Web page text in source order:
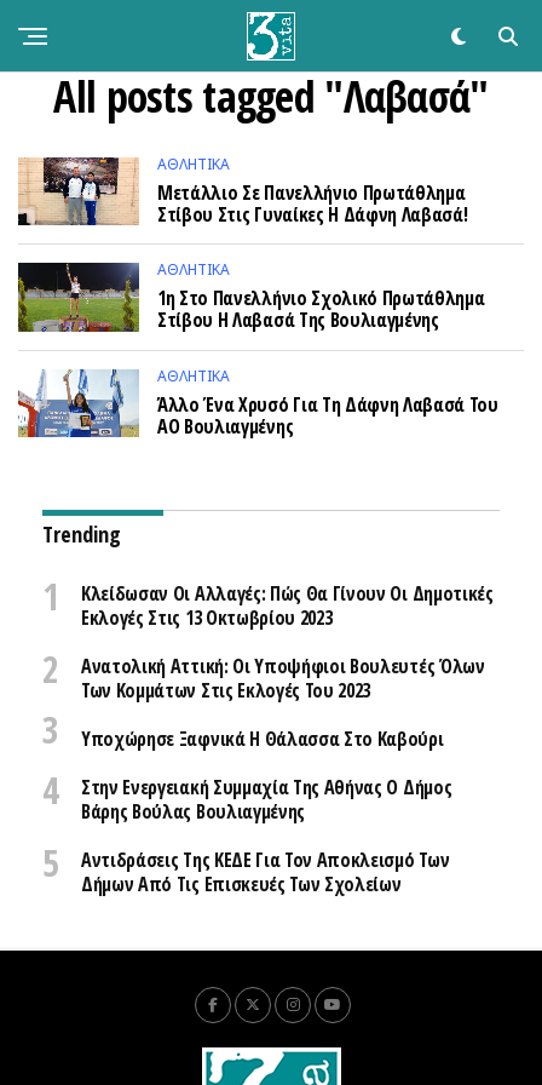
All posts tagged "Λαβασά"
ΑΘΛΗΤΙΚΆ
Μετάλλιο Σε Πανελλήνιο Πρωτάθλημα
Στίβου Στις Γυναίκες Η Δάφνη Λαβασά!
ΑΘΛΗΤΙΚΆ
1η Στο Πανελλήνιο Σχολικό Πρωτάθλημα
Στίβου Η Λαβασά Της Βουλιαγμένης
ΑΘΛΗΤΙΚΆ
Άλλο Ένα Χρυσό Για Τη Δάφνη Λαβασά Του
ΑΟ Βουλιαγμένης
Trending
Κλείδωσαν Οι Αλλαγές: Πώς Θα Γίνουν Οι Δημοτικές
Εκλογές Στις 13 Οκτωβρίου 2023
Ανατολική Αττική: Οι Υποψήφιοι Βουλευτές Όλων
Των Κομμάτων Στις Εκλογές Του 2023
Υποχώρησε Ξαφνικά Η Θάλασσα Στο Καβούρι
Στην Ενεργειακή Συμμαχία Της Αθήνας Ο Δήμος
Βάρης Βούλας Βουλιαγμένης
Αντιδράσεις Της ΚΕΔΕ Για Τον Αποκλεισμό Των
Δήμων Από Τις Επισκευές Των Σχολείων